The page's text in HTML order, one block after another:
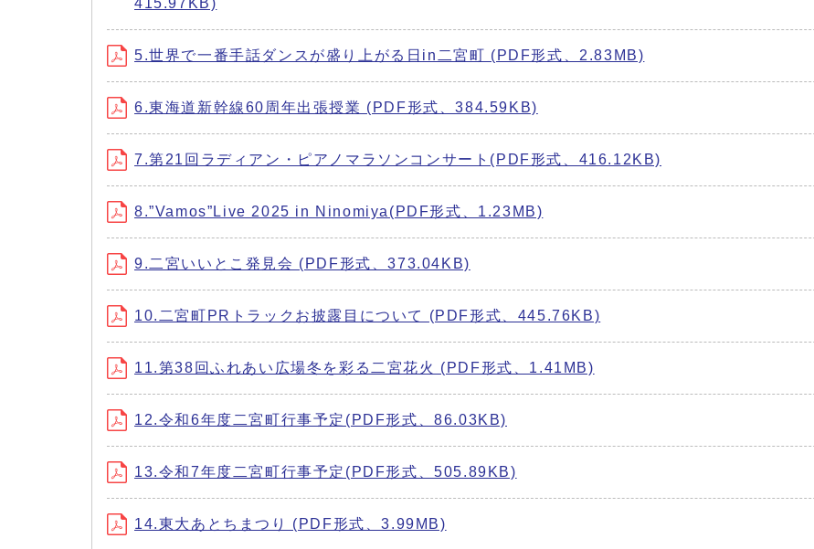
415.97KB)
5.世界で一番手話ダンスが盛り上がる日in二宮町 (PDF形式、2.83MB)
6.東海道新幹線60周年出張授業 (PDF形式、384.59KB)
7.第21回ラディアン・ピアノマラソンコンサート(PDF形式、416.12KB)
8.”Vamos”Live 2025 in Ninomiya(PDF形式、1.23MB)
9.二宮いいとこ発見会 (PDF形式、373.04KB)
10.二宮町PRトラックお披露目について (PDF形式、445.76KB)
11.第38回ふれあい広場冬を彩る二宮花火 (PDF形式、1.41MB)
12.令和6年度二宮町行事予定(PDF形式、86.03KB)
13.令和7年度二宮町行事予定(PDF形式、505.89KB)
14.東大あとちまつり (PDF形式、3.99MB)